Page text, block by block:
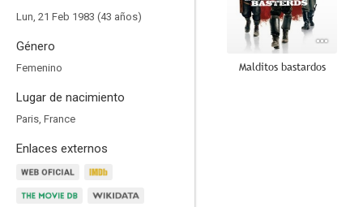
Lun, 21 Feb 1983 (43 años)
Género
Femenino
Lugar de nacimiento
Paris, France
Enlaces externos
Malditos bastardos